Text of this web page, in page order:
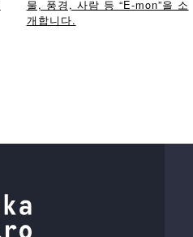
물, 풍경, 사람 등 “E-mon”을 소
개합니다.